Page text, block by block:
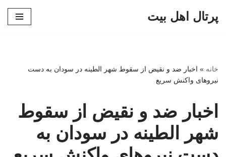
پرتال اهل بیت
خانه » اخبار ضد و نقیض از سقوط شهر الطینه در سودان به دست
نیروهای واکنش سریع
اخبار ضد و نقیض از سقوط
شهر الطینه در سودان به